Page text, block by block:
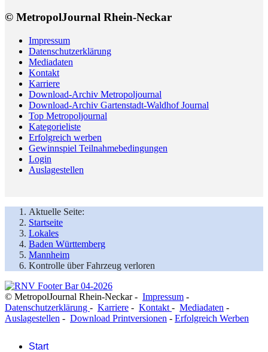
© MetropolJournal Rhein-Neckar
Impressum
Datenschutzerklärung
Mediadaten
Kontakt
Karriere
Download-Archiv Metropoljournal
Download-Archiv Gartenstadt-Waldhof Journal
Top Metropoljournal
Kategorieliste
Erfolgreich werben
Gewinnspiel Teilnahmebedingungen
Login
Auslagestellen
Aktuelle Seite:
Startseite
Lokales
Baden Württemberg
Mannheim
Kontrolle über Fahrzeug verloren
© MetropolJournal Rhein-Neckar - Impressum -
Datenschutzerklärung - Karriere - Kontakt - Mediadaten -
Auslagestellen - Download Printversionen - Erfolgreich Werben
Start